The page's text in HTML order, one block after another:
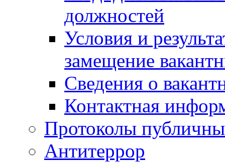
должностей
Условия и
замещение
Сведения о
Контактная
Протоколы
Антитеррор